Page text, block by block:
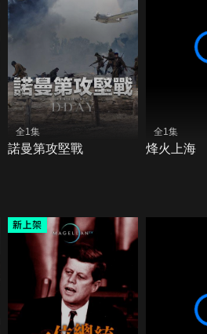
全1集
諾曼第攻堅戰
全1集
烽火上海